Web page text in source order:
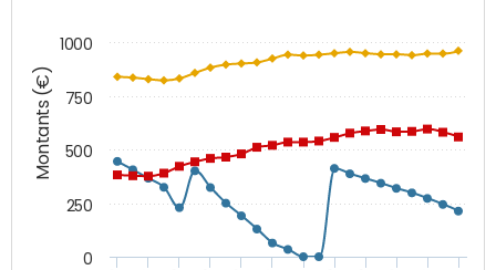
Montants (€)
0
250
500
750
1000